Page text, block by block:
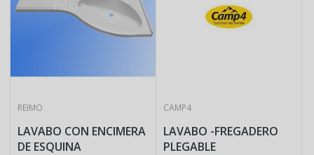
REIMO
LAVABO CON ENCIMERA
DE ESQUINA
CAMP4
LAVABO -FREGADERO
PLEGABLE